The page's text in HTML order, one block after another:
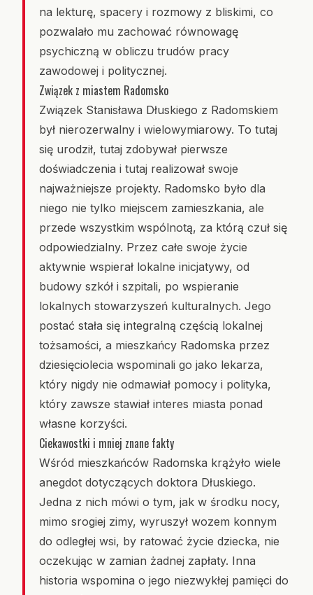
na lekturę, spacery i rozmowy z bliskimi, co
pozwalało mu zachować równowagę
psychiczną w obliczu trudów pracy
zawodowej i politycznej.
Związek z miastem Radomsko
Związek Stanisława Dłuskiego z Radomskiem
był nierozerwalny i wielowymiarowy. To tutaj
się urodził, tutaj zdobywał pierwsze
doświadczenia i tutaj realizował swoje
najważniejsze projekty. Radomsko było dla
niego nie tylko miejscem zamieszkania, ale
przede wszystkim wspólnotą, za którą czuł się
odpowiedzialny. Przez całe swoje życie
aktywnie wspierał lokalne inicjatywy, od
budowy szkół i szpitali, po wspieranie
lokalnych stowarzyszeń kulturalnych. Jego
postać stała się integralną częścią lokalnej
tożsamości, a mieszkańcy Radomska przez
dziesięciolecia wspominali go jako lekarza,
który nigdy nie odmawiał pomocy i polityka,
który zawsze stawiał interes miasta ponad
własne korzyści.
Ciekawostki i mniej znane fakty
Wśród mieszkańców Radomska krążyło wiele
anegdot dotyczących doktora Dłuskiego.
Jedna z nich mówi o tym, jak w środku nocy,
mimo srogiej zimy, wyruszył wozem konnym
do odległej wsi, by ratować życie dziecka, nie
oczekując w zamian żadnej zapłaty. Inna
historia wspomina o jego niezwykłej pamięci do